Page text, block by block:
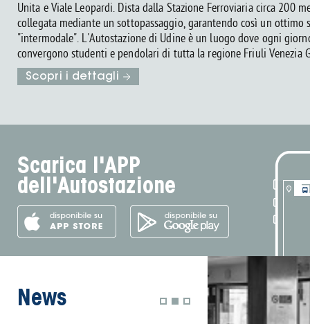
Unita e Viale Leopardi. Dista dalla Stazione Ferroviaria circa 200
collegata mediante un sottopassaggio, garantendo così un ottimo
"intermodale". L'Autostazione di Udine è un luogo dove ogni
convergono studenti e pendolari di tutta la regione Friuli Venezia
Scopri i dettagli
Scarica l'APP
dell'Autostazione
News